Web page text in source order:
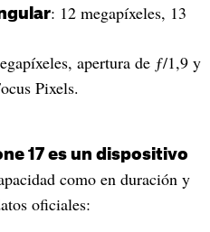
: 12 megapíxeles, 13
apertura de ƒ/1,9 y
Pixels.
17 es un dispositivo
como en duración y
oficiales: